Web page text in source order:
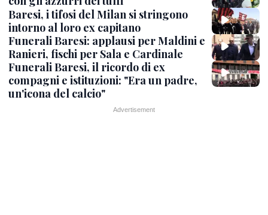
Baresi, i tifosi del Milan si stringono
intorno al loro ex capitano
Funerali Baresi: applausi per Maldini e
Ranieri, fischi per Sala e Cardinale
Funerali Baresi, il ricordo di ex
compagni e istituzioni: "Era un padre,
un'icona del calcio"